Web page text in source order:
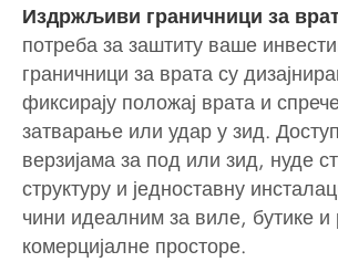
Издржљиви граничници за
потреба за заштиту ваше
граничници за врата су
фиксирају положај врата и
затварање или удар у зид.
верзијама за под или зид, нуде
структуру и једноставну
чини идеалним за виле, бутике и
комерцијалне просторе.